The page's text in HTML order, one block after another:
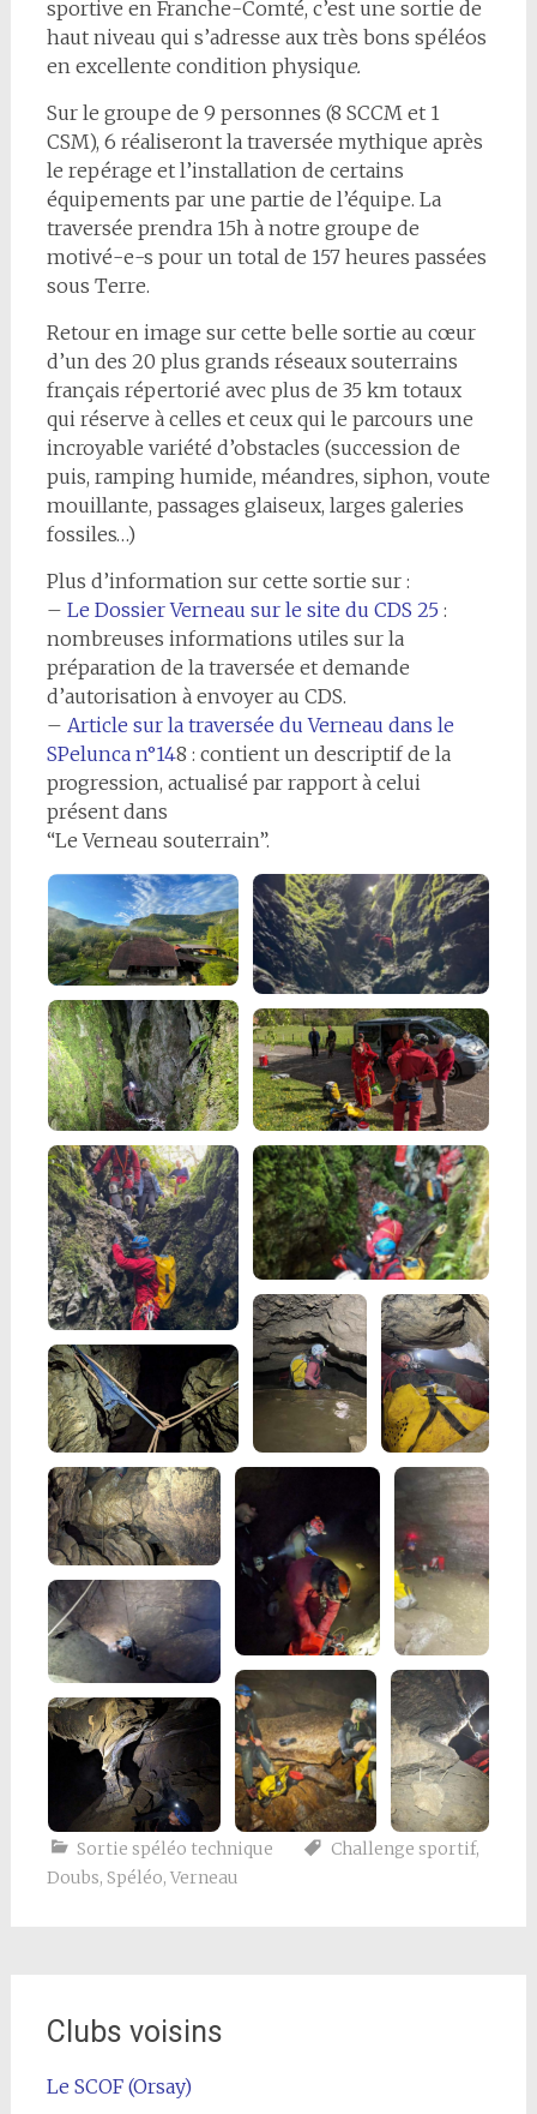
sportive en Franche-Comté, c’est une sortie de
haut niveau qui s’adresse aux très bons spéléos
en excellente condition physique.
Sur le groupe de 9 personnes (8 SCCM et 1
CSM), 6 réaliseront la traversée mythique après
le repérage et l’installation de certains
équipements par une partie de l’équipe. La
traversée prendra 15h à notre groupe de
motivé-e-s pour un total de 157 heures passées
sous Terre.
Retour en image sur cette belle sortie au cœur
d’un des 20 plus grands réseaux souterrains
français répertorié avec plus de 35 km totaux
qui réserve à celles et ceux qui le parcours une
incroyable variété d’obstacles (succession de
puis, ramping humide, méandres, siphon, voute
mouillante, passages glaiseux, larges galeries
fossiles…)
Plus d’information sur cette sortie sur :
– Le Dossier Verneau sur le site du CDS 25 :
nombreuses informations utiles sur la
préparation de la traversée et demande
d’autorisation à envoyer au CDS.
– Article sur la traversée du Verneau dans le
SPelunca n°148 : contient un descriptif de la
progression, actualisé par rapport à celui
présent dans
“Le Verneau souterrain”.
Sortie spéléo technique Challenge sportif,
Doubs, Spéléo, Verneau
Clubs voisins
Le SCOF (Orsay)